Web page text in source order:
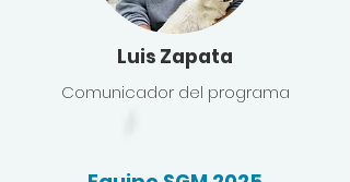
Luis Zapata
Comunicador del programa